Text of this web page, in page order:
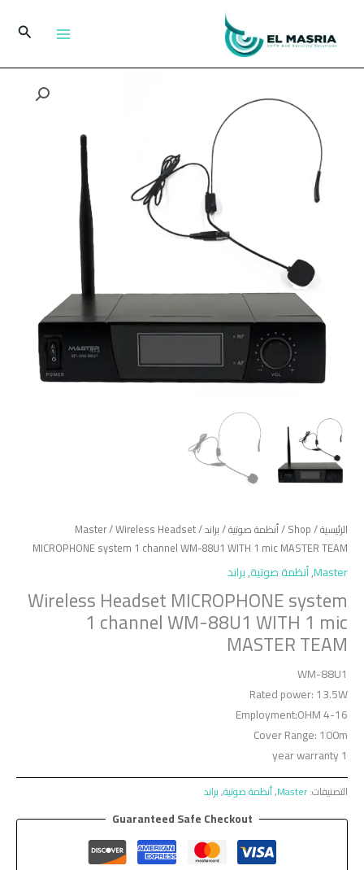
المحتوى
البحث
الرئيسية/
Shop
/أنظمة صوتية/براند/
Master/ Wireless Headset
MICROPHONE system 1 channel WM-88U1 WITH 1 mic MASTER TEAM
Master
,أنظمة صوتية,براند
Wireless Headset MICROPHONE system
1 channel WM-88U1 WITH 1 mic
MASTER TEAM
WM-88U1
Rated power: 13.5W
Employment:OHM 4-16
Cover Range: 100m
1 year warranty
التصنيفات:Master
,أنظمة صوتية,براند
Guaranteed Safe Checkout